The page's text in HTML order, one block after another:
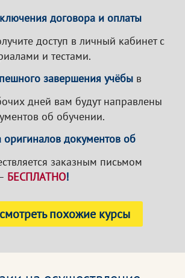
договора и оплаты
доступ в личный кабинет с
и тестами.
завершения учёбы в
дней вам будут направлены
об обучении.
оригиналов документов об
заказным письмом
БЕСПЛАТНО!
похожие курсы